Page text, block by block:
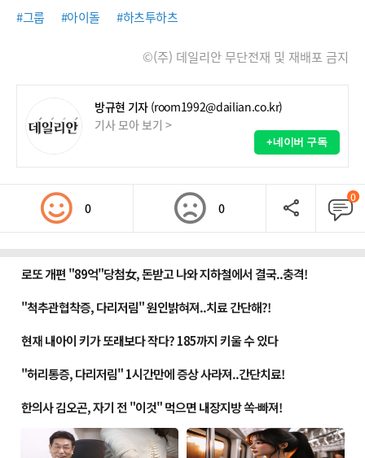
#그룹 #아이돌 #하츠투하츠
©(주) 데일리안 무단전재 및 재배포 금지
방규현 기자 (room1992@dailian.co.kr)
기사 모아 보기 >
+네이버 구독
0 0
0